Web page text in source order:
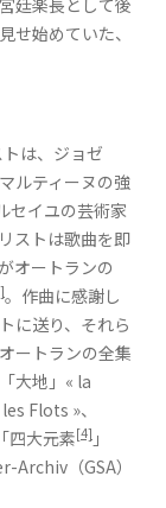
せ始めていた、
は、ジョゼ
ルティーヌの強
セイユの芸術家
ストは歌曲を即
オートランの
。作曲に感謝し
に送り、それら
ートランの全集
大地」« la
Flots »、
四大元素[4] 」
Archiv（GSA）